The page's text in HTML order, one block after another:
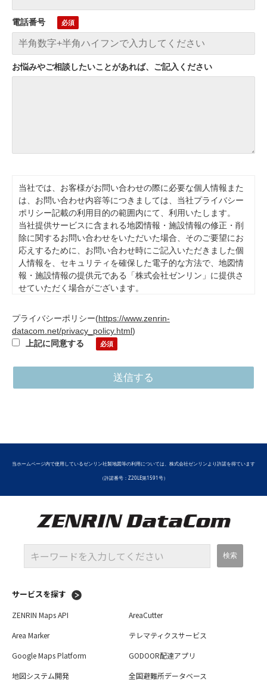
電話番号
お悩みやご相談したいことがあれば、ご記入ください
当社では、お客様がお問い合わせの際に必要な個人情報また
は、お問い合わせ内容等につきましては、当社プライバシー
ポリシー記載の利用目的の範囲内にて、利用いたします。
当社提供サービスに含まれる地図情報・施設情報の修正・削
除に関するお問い合わせをいただいた場合、そのご要望にお
応えするために、お問い合わせ時にご記入いただきました個
人情報を、セキュリティを確保した電子的な方法で、地図情
報・施設情報の提供元である「株式会社ゼンリン」に提供さ
せていただく場合がございます。
す。当社が必要とする情報をご提供頂かない場合ご要望にお
応えできない場合がございます。お客様は、個人情報の開示
等、苦情・相談をする事ができますので、もしございました
らprivacy@zenrin-datacom.netまでご連絡下さい。その他個
プライバシーポリシー(https://www.zenrin-
datacom.net/privacy_policy.html)
上記に同意する
当ホームページ内で使用しているゼンリン社製地図等の利用については、株式会社ゼンリンより許諾を得ています
（許諾番号：Z20LE第1591号）
サービスを探す
ZENRIN Maps API
Area Marker
Google Maps Platform
地図システム開発
AreaCutter
テレマティクスサービス
GODOOR配達アプリ
全国避難所データベース